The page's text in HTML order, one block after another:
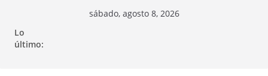
contenido
sábado, agosto 8, 2026
Lo
último: